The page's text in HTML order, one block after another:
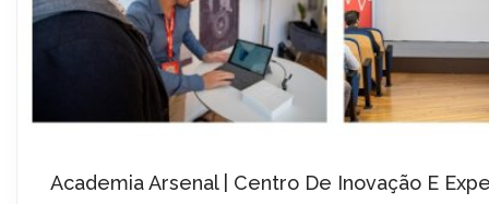
Academia Arsenal | Centro De Inovação E